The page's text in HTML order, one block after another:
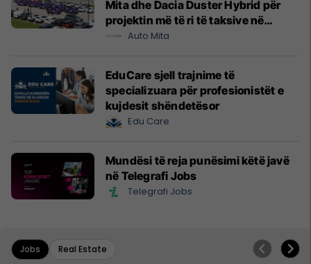
Mita dhe Dacia Duster Hybrid për
projektin më të ri të taksive në
Prishtinë
Auto Mita
EduCare sjell trajnime të
specializuara për profesionistët e
kujdesit shëndetësor
Edu Care
Mundësi të reja punësimi këtë javë
në Telegrafi Jobs
Telegrafi Jobs
Jobs Real Estate